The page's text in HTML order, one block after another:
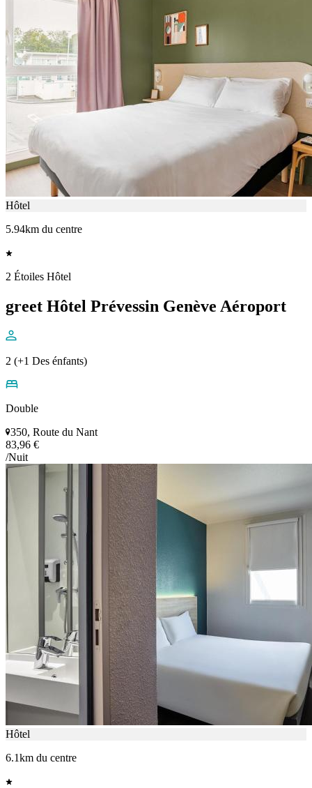
Hôtel
5.94km du centre
2 Étoiles Hôtel
greet Hôtel Prévessin Genève Aéroport
2 (+1 Des énfants)
Double
350, Route du Nant
83,96 €
/Nuit
Hôtel
6.1km du centre